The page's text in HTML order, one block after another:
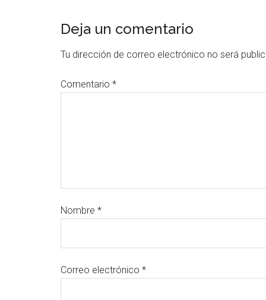
Deja un comentario
Tu dirección de correo electrónico no será
Comentario *
Nombre *
Correo electrónico *